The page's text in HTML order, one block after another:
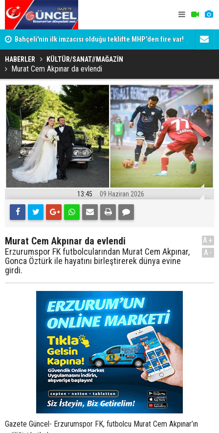
Bahçeli'nin ilk imzacısı olduğu teklifte MHP'den fire var!
İşte imzalamayan o isim
Siyaset-
HABERLER KÜLTÜR/SANAT//MAĞAZİN
Murat Cem Akpınar da evlendi
13:45 09 Haziran 2026
Murat Cem Akpınar da evlendi
Erzurumspor FK futbolcularından Murat Cem Akpınar,
Gonca Öztürk ile hayatını birleştirerek dünya evine
girdi.
A+
A-
Gazete Güncel- Erzurumspor FK, futbolcu Murat Cem Akpınar’ın